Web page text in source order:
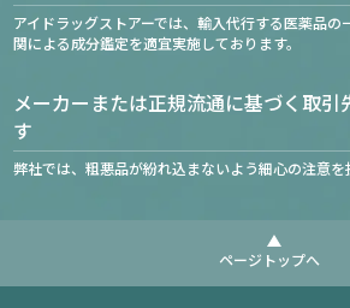
アイドラッグストアーでは、輸入代行する医薬品の
関による成分鑑定を適宜実施しております。
メーカーまたは正規流通に基づく取引
す
弊社では、粗悪品が紛れ込まないよう細心の注意を
ページトップへ